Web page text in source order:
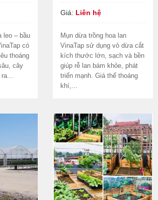
leo – bầu
có
thoáng
cây
Giá: Liên hệ
Mụn dừa trồng hoa lan
VinaTap sử dụng vỏ dừa cắt
kích thước lớn, sạch và bền
giúp rễ lan bám khỏe, phát
triển mạnh. Giá thể thoáng
khí,...